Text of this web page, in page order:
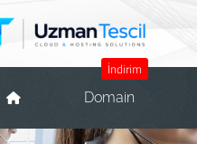
İndirim
Domain